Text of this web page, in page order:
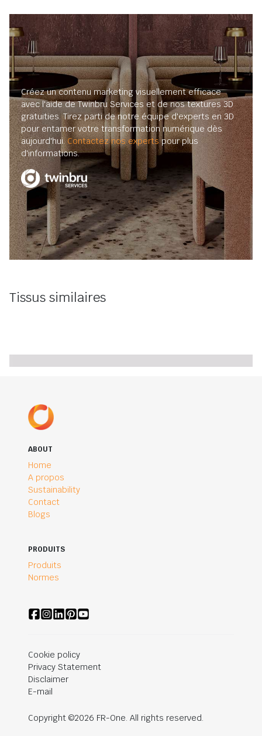
Créez un contenu marketing visuellement efficace
avec l'aide de Twinbru Services et de nos textures 3D
gratuities. Tirez parti de notre équipe d'experts en 3D
pour entamer votre transformation numérique dès
aujourd'hui.Contactez nos expertspour plus
d'informations.
Tissus similaires
ABOUT
Home
A propos
Sustainability
Contact
Blogs
PRODUITS
Produits
Normes
Cookie policy
Privacy Statement
Disclaimer
E-mail
Copyright ©2026 FR-One. All rights reserved.